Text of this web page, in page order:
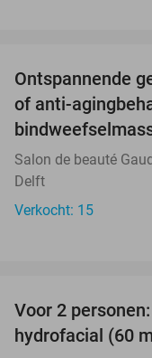
Ontspannende
of anti-
Salon de beauté
Delft
Verkocht: 15
Voor 2
hydrofacial (60